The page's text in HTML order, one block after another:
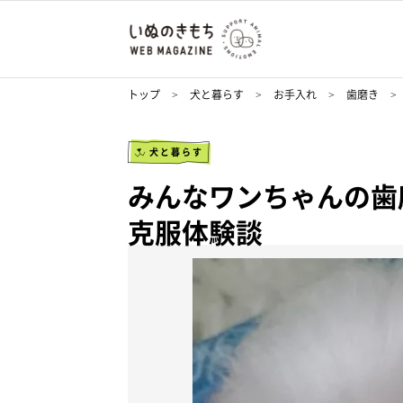
トップ 犬と暮らす お手入れ 歯磨き
犬と暮らす
みんなワンちゃんの
克服体験談